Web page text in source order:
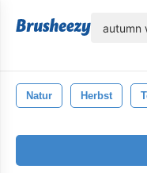
Natur Herbst